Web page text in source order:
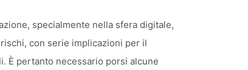
specialmente nella sfera digitale,
con serie implicazioni per il
È pertanto necessario porsi alcune